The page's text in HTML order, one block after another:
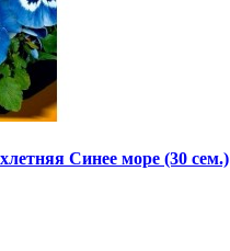
Синее море (30 сем.)